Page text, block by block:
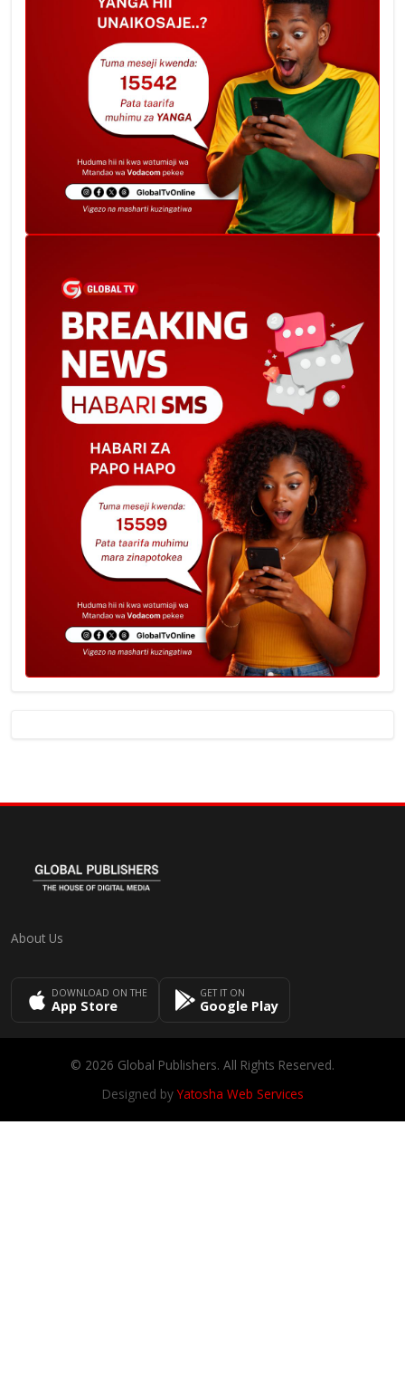
About Us
DOWNLOAD ON THE
App Store
GET IT ON
Google Play
© 2026 Global Publishers. All Rights Reserved.
Designed byYatosha Web Services